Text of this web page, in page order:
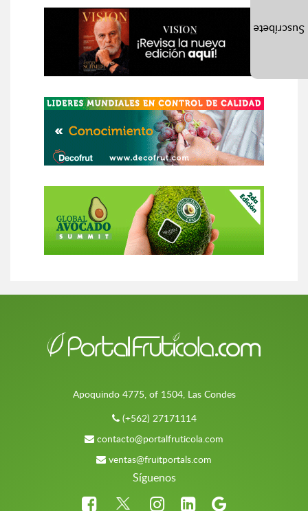
Apoquindo 4775, of 1504, Las Condes
(+562) 27171114
contacto@portalfruticola.com
ventas@fruitportals.com
Síguenos
Suscríbete